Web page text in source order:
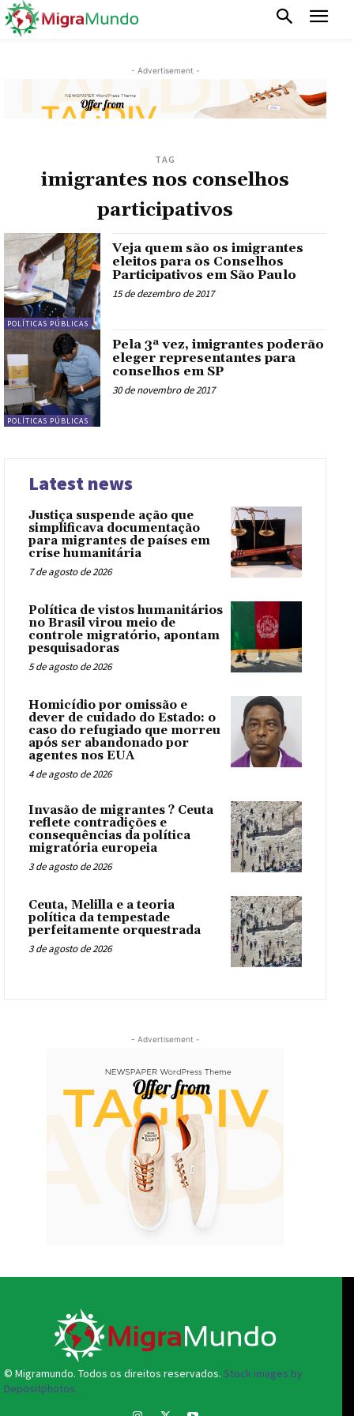
- Advertisement -
TAG
imigrantes nos conselhos
participativos
POLÍTICAS PÚBLICAS
Veja quem são os imigrantes
eleitos para os Conselhos
Participativos em São Paulo
15 de dezembro de 2017
POLÍTICAS PÚBLICAS
Pela 3ª vez, imigrantes poderão
eleger representantes para
conselhos em SP
30 de novembro de 2017
Latest news
Justiça suspende ação que
simplificava documentação
para migrantes de países em
crise humanitária
7 de agosto de 2026
Política de vistos humanitários
no Brasil virou meio de
controle migratório, apontam
pesquisadoras
5 de agosto de 2026
Homicídio por omissão e
dever de cuidado do Estado: o
caso do refugiado que morreu
após ser abandonado por
agentes nos EUA
4 de agosto de 2026
Invasão de migrantes ? Ceuta
reflete contradições e
consequências da política
migratória europeia
3 de agosto de 2026
Ceuta, Melilla e a teoria
política da tempestade
perfeitamente orquestrada
3 de agosto de 2026
- Advertisement -
© Migramundo. Todos os direitos reservados. Stock images by
Depositphotos.